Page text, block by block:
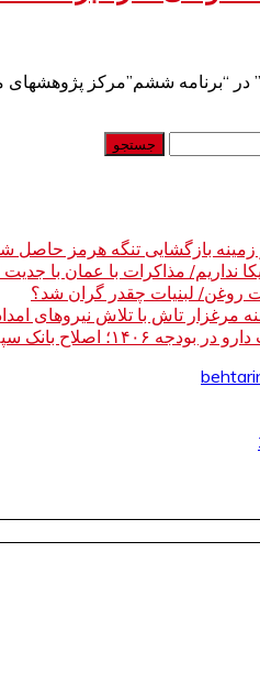
در “برنامه ششم”مرکز پژوهشهای
زمینه بازگشایی تنگه هرمز حاصل
نداریم/ مذاکرات با عمان با جدیت
بانک سپه در دستور کار